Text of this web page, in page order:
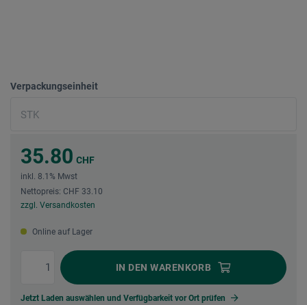
Verpackungseinheit
35.80 CHF
inkl. 8.1% Mwst
Nettopreis: CHF 33.10
zzgl. Versandkosten
Online auf Lager
IN DEN WARENKORB
Jetzt Laden auswählen und Verfügbarkeit vor Ort prüfen